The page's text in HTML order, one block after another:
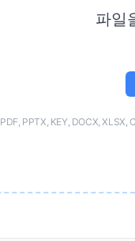
파일
PPTX, KEY, DOCX, XLSX,